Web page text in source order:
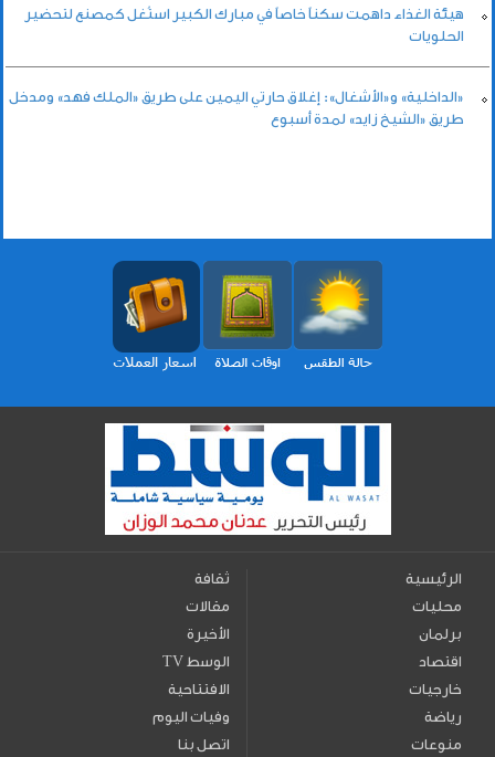
هيئة الغذاء داهمت سكناً خاصاً في مبارك الكبير استُغل كمصنع لتحضير
الحلويات
«الداخلية» و«الأشغال»: إغلاق حارتي اليمين على طريق «الملك فهد» ومدخل
طريق «الشيخ زايد» لمدة أسبوع
الرئيسية
محليات
برلمان
اقتصاد
خارجيات
رياضة
منوعات
ثقافة
مقالات
الأخيرة
TV الوسط
الافتتاحية
وفيات اليوم
اتصل بنا